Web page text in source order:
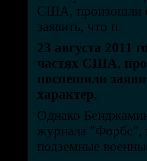
США, произошли
заявить, что п
23 августа 2011
частях США,
поспешили
характер.
Однако
журнала "Форбс",
подземные